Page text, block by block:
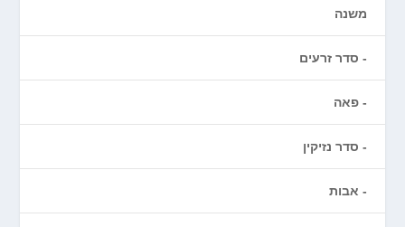
משנה
סדר זרעים
פאה
סדר נזיקין
אבות